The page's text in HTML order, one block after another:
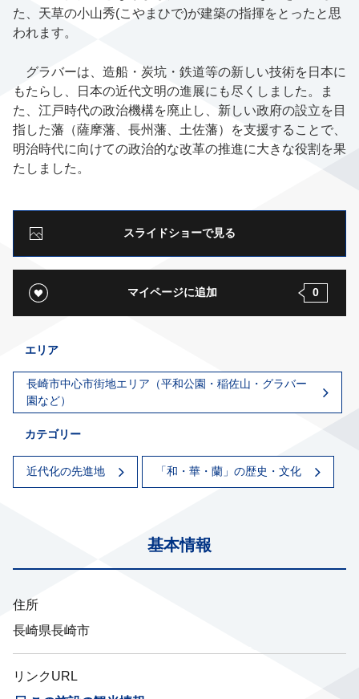
た、天草の小山秀(こやまひで)が建築の指揮をとったと思
われます。
グラバーは、造船・炭坑・鉄道等の新しい技術を日本に
もたらし、日本の近代文明の進展にも尽くしました。ま
た、江戸時代の政治機構を廃止し、新しい政府の設立を目
指した藩（薩摩藩、長州藩、土佐藩）を支援することで、
明治時代に向けての政治的な改革の推進に大きな役割を果
たしました。
スライドショーで見る
マイページに追加 0
エリア
長崎市中心市街地エリア（平和公園・稲佐山・グラバー
園など）
カテゴリー
近代化の先進地 「和・華・蘭」の歴史・文化
基本情報
住所
長崎県長崎市
リンクURL